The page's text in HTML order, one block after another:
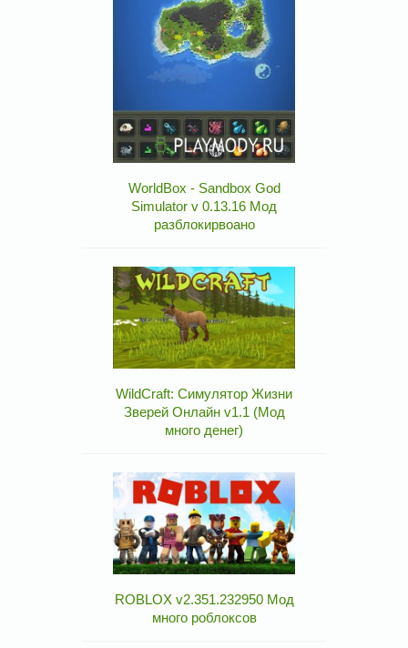
WorldBox - Sandbox God
Simulator v 0.13.16 Мод
разблокирвоано
WildCraft: Симулятор Жизни
Зверей Онлайн v1.1 (Мод
много денег)
ROBLOX v2.351.232950 Мод
много роблоксов